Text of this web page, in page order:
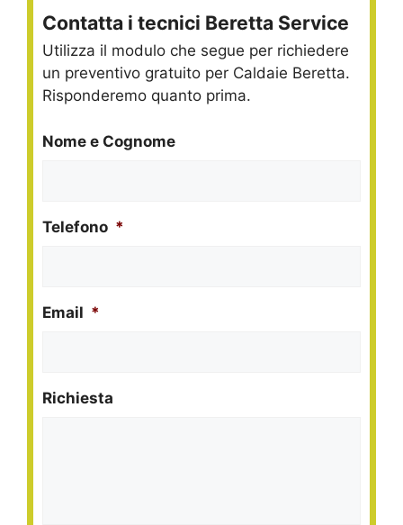
Contatta i tecnici Beretta Service
Utilizza il modulo che segue per richiedere
un preventivo gratuito per Caldaie Beretta.
Risponderemo quanto prima.
Nome e Cognome
Telefono *
Email *
Richiesta